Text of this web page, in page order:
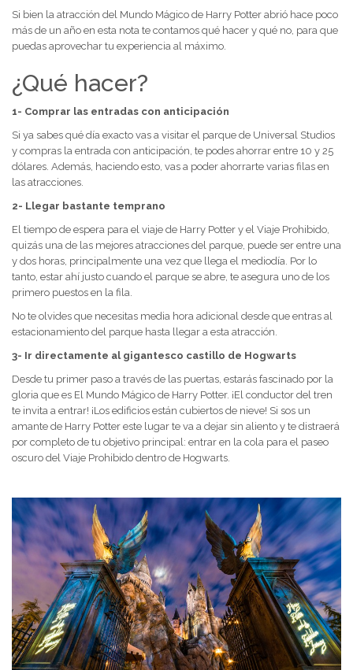
Si bien la atracción del Mundo Mágico de Harry Potter abrió hace poco
más de un año en esta nota te contamos qué hacer y qué no, para que
puedas aprovechar tu experiencia al máximo.
¿Qué hacer?
1- Comprar las entradas con anticipación
Si ya sabes qué día exacto vas a visitar el parque de Universal Studios
y compras la entrada con anticipación, te podes ahorrar entre 10 y 25
dólares. Además, haciendo esto, vas a poder ahorrarte varias filas en
las atracciones.
2- Llegar bastante temprano
El tiempo de espera para el viaje de Harry Potter y el Viaje Prohibido,
quizás una de las mejores atracciones del parque, puede ser entre una
y dos horas, principalmente una vez que llega el mediodía. Por lo
tanto, estar ahí justo cuando el parque se abre, te asegura uno de los
primero puestos en la fila.
No te olvides que necesitas media hora adicional desde que entras al
estacionamiento del parque hasta llegar a esta atracción.
3- Ir directamente al gigantesco castillo de Hogwarts
Desde tu primer paso a través de las puertas, estarás fascinado por la
gloria que es El Mundo Mágico de Harry Potter. ¡El conductor del tren
te invita a entrar! ¡Los edificios están cubiertos de nieve! Si sos un
amante de Harry Potter este lugar te va a dejar sin aliento y te distraerá
por completo de tu objetivo principal: entrar en la cola para el paseo
oscuro del Viaje Prohibido dentro de Hogwarts.